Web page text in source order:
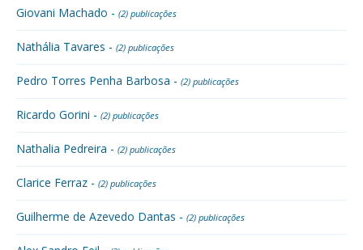
Giovani Machado - (2) publicações
Nathália Tavares - (2) publicações
Pedro Torres Penha Barbosa - (2) publicações
Ricardo Gorini - (2) publicações
Nathalia Pedreira - (2) publicações
Clarice Ferraz - (2) publicações
Guilherme de Azevedo Dantas - (2) publicações